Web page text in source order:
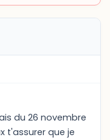
du 26 novembre
t'assurer que je